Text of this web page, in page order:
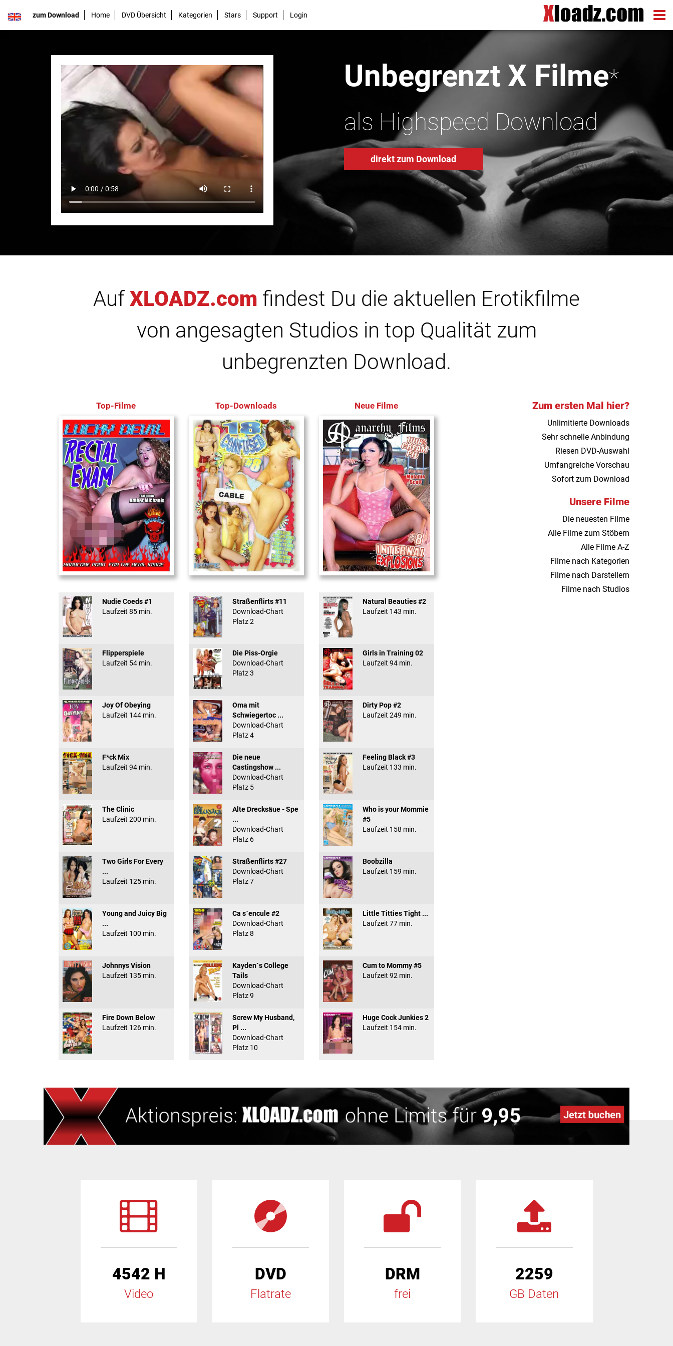
zum Download Home DVD Übersicht Kategorien Stars Support Login
Unbegrenzt X Filme*
als Highspeed Download
direkt zum Download
Auf XLOADZ.com findest Du die aktuellen Erotikfilme
von angesagten Studios in top Qualität zum
unbegrenzten Download.
Top-Filme
Rectal Exam
Nudie Coeds #1
Laufzeit 85 min.
Flipperspiele
Laufzeit 54 min.
Joy Of Obeying
Laufzeit 144 min.
F*ck Mix
Laufzeit 94 min.
The Clinic
Laufzeit 200 min.
Two Girls For Every
...
Laufzeit 125 min.
Young and Juicy Big
...
Laufzeit 100 min.
Johnnys Vision
Laufzeit 135 min.
Fire Down Below
Laufzeit 126 min.
Top-Downloads
18 And Confused #8 - ...
Straßenflirts #11
Download-Chart
Platz 2
Die Piss-Orgie
Download-Chart
Platz 3
Oma mit
Schwiegertoc ...
Download-Chart
Platz 4
Die neue
Castingshow ...
Download-Chart
Platz 5
Alte Drecksäue - Spe
...
Download-Chart
Platz 6
Straßenflirts #27
Download-Chart
Platz 7
Ca s`encule #2
Download-Chart
Platz 8
Kayden`s College
Tails
Download-Chart
Platz 9
Screw My Husband,
Pl ...
Download-Chart
Platz 10
Neue Filme
Internal Explosionen
Natural Beauties #2
Laufzeit 143 min.
Girls in Training 02
Laufzeit 94 min.
Dirty Pop #2
Laufzeit 249 min.
Feeling Black #3
Laufzeit 133 min.
Who is your Mommie
#5
Laufzeit 158 min.
Boobzilla
Laufzeit 159 min.
Little Titties Tight ...
Laufzeit 77 min.
Cum to Mommy #5
Laufzeit 92 min.
Huge Cock Junkies 2
Laufzeit 154 min.
Zum ersten Mal hier?
Unlimitierte Downloads
Sehr schnelle Anbindung
Riesen DVD-Auswahl
Umfangreiche Vorschau
Sofort zum Download
Unsere Filme
Die neuesten Filme
Alle Filme zum Stöbern
Alle Filme A-Z
Filme nach Kategorien
Filme nach Darstellern
Filme nach Studios
4542 H
Video
DVD
Flatrate
DRM
frei
2259
GB Daten